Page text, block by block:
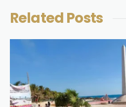
Related Posts